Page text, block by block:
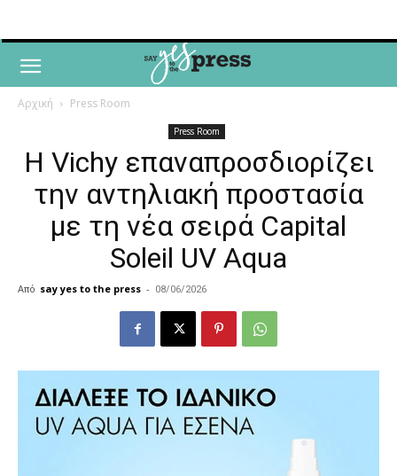
Αρχική Press Room
Press Room
Η Vichy επαναπροσδιορίζει
την αντηλιακή προστασία
με τη νέα σειρά Capital
Soleil UV Aqua
Από say yes to the press - 08/06/2026